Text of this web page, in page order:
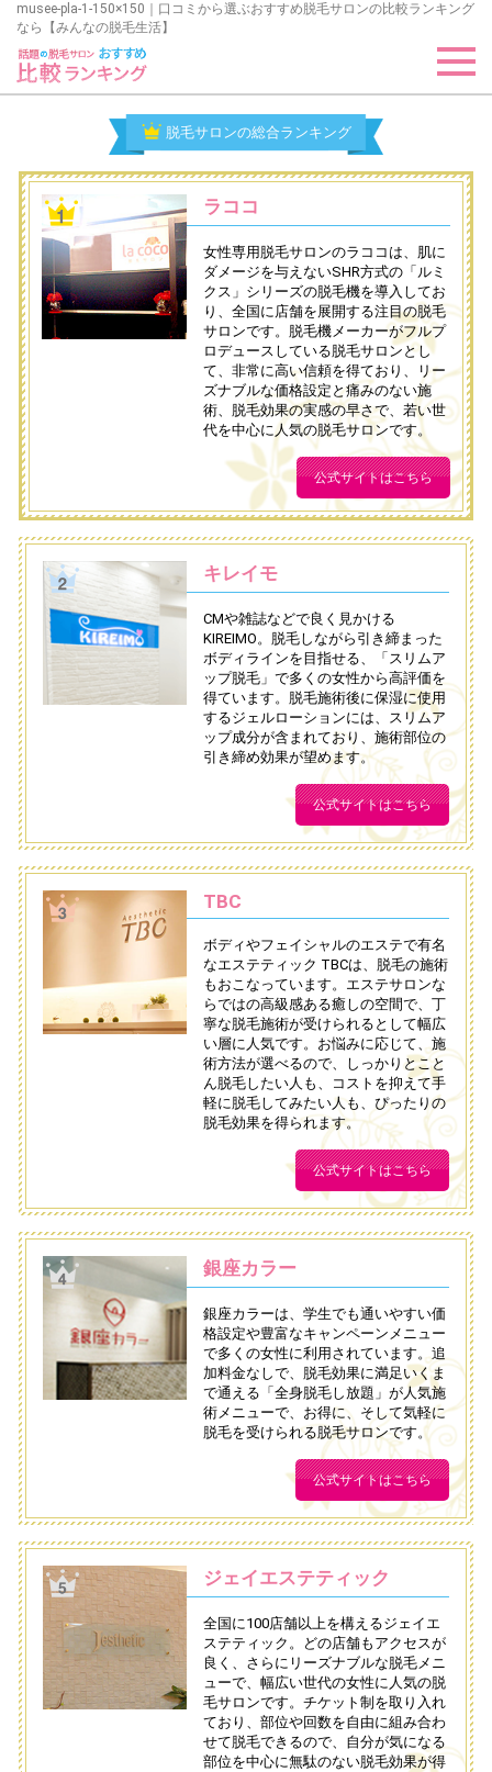
musee-pla-1-150×150｜口コミから選ぶおすすめ脱毛サロンの比較ランキング
なら【みんなの脱毛生活】
脱毛サロンの総合ランキング
ラココ
女性専用脱毛サロンのラココは、肌に
ダメージを与えないSHR方式の「ルミ
クス」シリーズの脱毛機を導入してお
り、全国に店舗を展開する注目の脱毛
サロンです。脱毛機メーカーがフルプ
ロデュースしている脱毛サロンとし
て、非常に高い信頼を得ており、リー
ズナブルな価格設定と痛みのない施
術、脱毛効果の実感の早さで、若い世
代を中心に人気の脱毛サロンです。
公式サイトはこちら
キレイモ
CMや雑誌などで良く見かける
KIREIMO。脱毛しながら引き締まった
ボディラインを目指せる、「スリムア
ップ脱毛」で多くの女性から高評価を
得ています。脱毛施術後に保湿に使用
するジェルローションには、スリムア
ップ成分が含まれており、施術部位の
引き締め効果が望めます。
公式サイトはこちら
TBC
ボディやフェイシャルのエステで有名
なエステティック TBCは、脱毛の施術
もおこなっています。エステサロンな
らではの高級感ある癒しの空間で、丁
寧な脱毛施術が受けられるとして幅広
い層に人気です。お悩みに応じて、施
術方法が選べるので、しっかりとこと
ん脱毛したい人も、コストを抑えて手
軽に脱毛してみたい人も、ぴったりの
脱毛効果を得られます。
公式サイトはこちら
銀座カラー
銀座カラーは、学生でも通いやすい価
格設定や豊富なキャンペーンメニュー
で多くの女性に利用されています。追
加料金なしで、脱毛効果に満足いくま
で通える「全身脱毛し放題」が人気施
術メニューで、お得に、そして気軽に
脱毛を受けられる脱毛サロンです。
公式サイトはこちら
ジェイエステティック
全国に100店舗以上を構えるジェイエ
ステティック。どの店舗もアクセスが
良く、さらにリーズナブルな脱毛メニ
ューで、幅広い世代の女性に人気の脱
毛サロンです。チケット制を取り入れ
ており、部位や回数を自由に組み合わ
せて脱毛できるので、自分が気になる
部位を中心に無駄のない脱毛効果が得